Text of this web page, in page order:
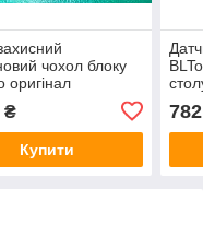
чохол блоку
оригінал
₴
Купити
782